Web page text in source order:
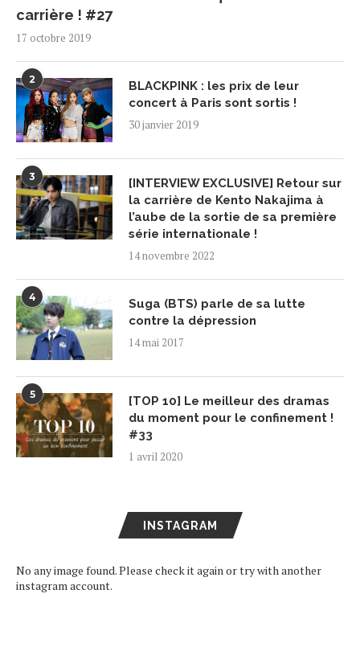
carrière ! #27
17 octobre 2019
2
BLACKPINK : les prix de leur
concert à Paris sont sortis !
30 janvier 2019
3
[INTERVIEW EXCLUSIVE] Retour sur
la carrière de Kento Nakajima à
l’aube de la sortie de sa première
série internationale !
14 novembre 2022
4
Suga (BTS) parle de sa lutte
contre la dépression
14 mai 2017
5
[TOP 10] Le meilleur des dramas
du moment pour le confinement !
#33
1 avril 2020
INSTAGRAM
No any image found. Please check it again or try with another
instagram account.